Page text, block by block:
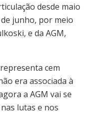
desde maio
junho, por meio
e da AGM,
cem
era associada à
a AGM vai se
lutas e nos